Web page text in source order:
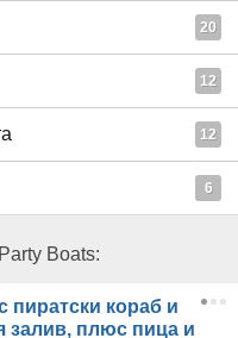
20
12
12
6
Boats:
пиратски кораб и
залив, плюс пица и